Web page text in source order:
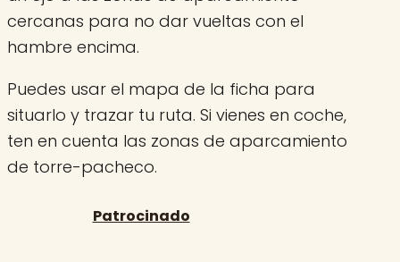
cercanas para no dar vueltas con el
hambre encima.
Puedes usar el mapa de la ficha para
situarlo y trazar tu ruta. Si vienes en coche,
ten en cuenta las zonas de aparcamiento
de torre-pacheco.